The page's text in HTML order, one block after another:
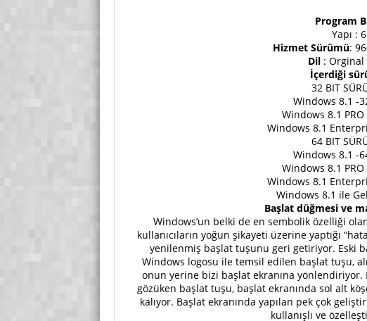
Program
Yapı :
Hizmet Sürümü:
Dil: Orginal
İçerdiği
32 BIT
Windows 8.1 -
Windows 8.1 PRO
Windows 8.1
64 BIT
Windows 8.1 -
Windows 8.1 PRO
Windows 8.1
Windows 8.1 ile
Başlat düğmesi ve
Windows’un belki de en sembolik özelliği
kullanıcıların yoğun şikayeti üzerine yaptığı
yenilenmiş başlat tuşunu geri getiriyor. Eski
Windows logosu ile temsil edilen başlat tuşu,
onun yerine bizi başlat ekranına
gözüken başlat tuşu, başlat ekranında sol alt
kalıyor. Başlat ekranında yapılan pek çok
kullanışlı ve